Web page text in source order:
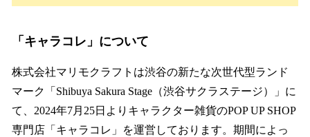
「キャラコレ」について
株式会社マリモクラフトは渋谷の新たな次世代型ランド
マーク「Shibuya Sakura Stage（渋谷サクラステージ）」に
て、2024年7月25日よりキャラクター雑貨のPOP UP SHOP
専門店「キャラコレ」を運営しております。期間によっ